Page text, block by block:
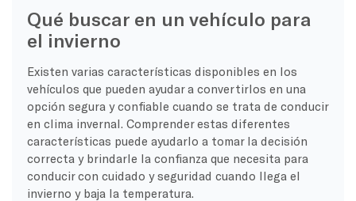
Qué buscar en un vehículo para
el invierno
Existen varias características disponibles en los
vehículos que pueden ayudar a convertirlos en una
opción segura y confiable cuando se trata de conducir
en clima invernal. Comprender estas diferentes
características puede ayudarlo a tomar la decisión
correcta y brindarle la confianza que necesita para
conducir con cuidado y seguridad cuando llega el
invierno y baja la temperatura.